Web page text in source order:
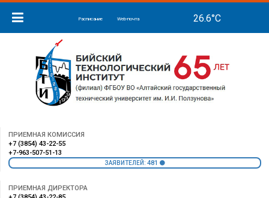
Расписание Web-почта
ПРИЕМНАЯ КОМИССИЯ
+7 (3854) 43-22-55
+7-963-507-51-13
ЗАЯВИТЕЛЕЙ: 481
ПРИЕМНАЯ ДИРЕКТОРА